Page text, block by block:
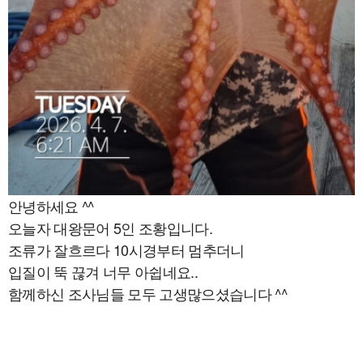
안녕하세요 ^^
오늘자 대왕문어 5인 조황입니다.
조류가 잘흐르다 10시경부터 멈추더니
입질이 뚝 끊겨 너무 아쉽네요..
함께하신 조사님들 모두 고생많으셨습니다 ^^